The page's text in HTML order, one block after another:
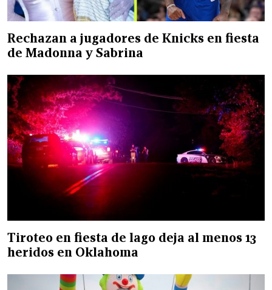
Rechazan a jugadores de Knicks en fiesta
de Madonna y Sabrina
Tiroteo en fiesta de lago deja al menos 13
heridos en Oklahoma